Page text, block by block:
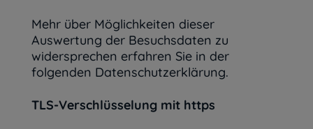
Mehr über Möglichkeiten dieser
Auswertung der Besuchsdaten zu
widersprechen erfahren Sie in der
folgenden Datenschutzerklärung.
TLS-Verschlüsselung mit https